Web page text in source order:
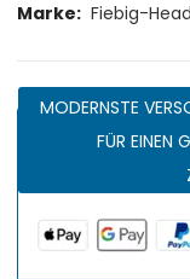
Marke: Fiebig-
MODERNSTE
FÜR EINEN